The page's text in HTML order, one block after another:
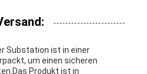
Substation ist in einer
um einen sicheren
Produkt ist in